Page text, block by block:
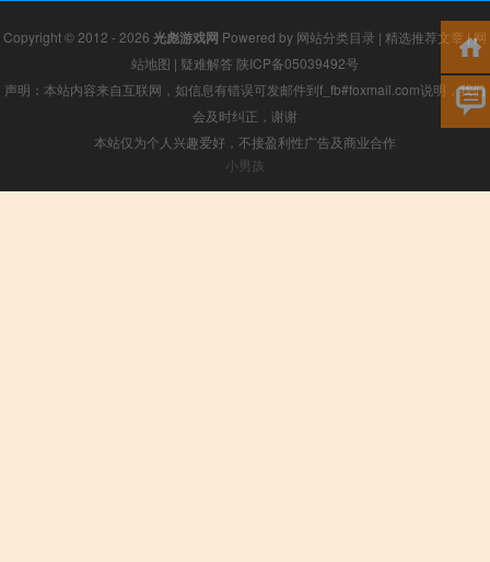
Copyright © 2012 - 2026 光彪游戏网 Powered by 网站分类目录 | 精选推荐文章 |网
站地图 | 疑难解答 陕ICP备05039492号
声明：本站内容来自互联网，如信息有错误可发邮件到f_fb#foxmail.com说明，我们
会及时纠正，谢谢
本站仅为个人兴趣爱好，不接盈利性广告及商业合作
小男孩